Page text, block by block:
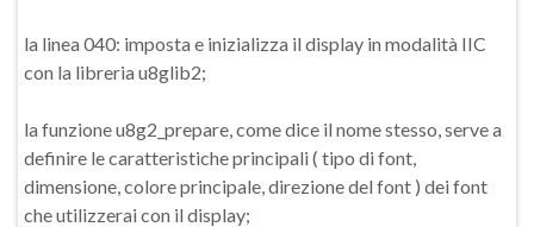
la linea 040: imposta e inizializza il display in modalità IIC
con la libreria u8glib2;
la funzione u8g2_prepare, come dice il nome stesso, serve a
definire le caratteristiche principali ( tipo di font,
dimensione, colore principale, direzione del font ) dei font
che utilizzerai con il display;